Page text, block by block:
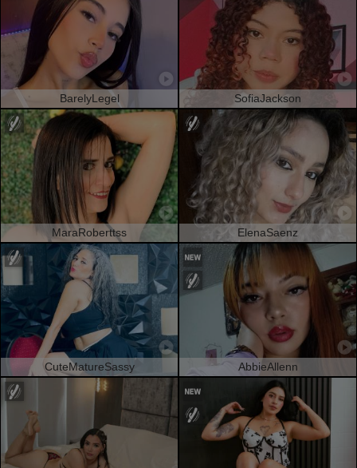
BarelyLegel SofiaJackson
MaraRoberttss ElenaSaenz
CuteMatureSassy AbbieAllenn